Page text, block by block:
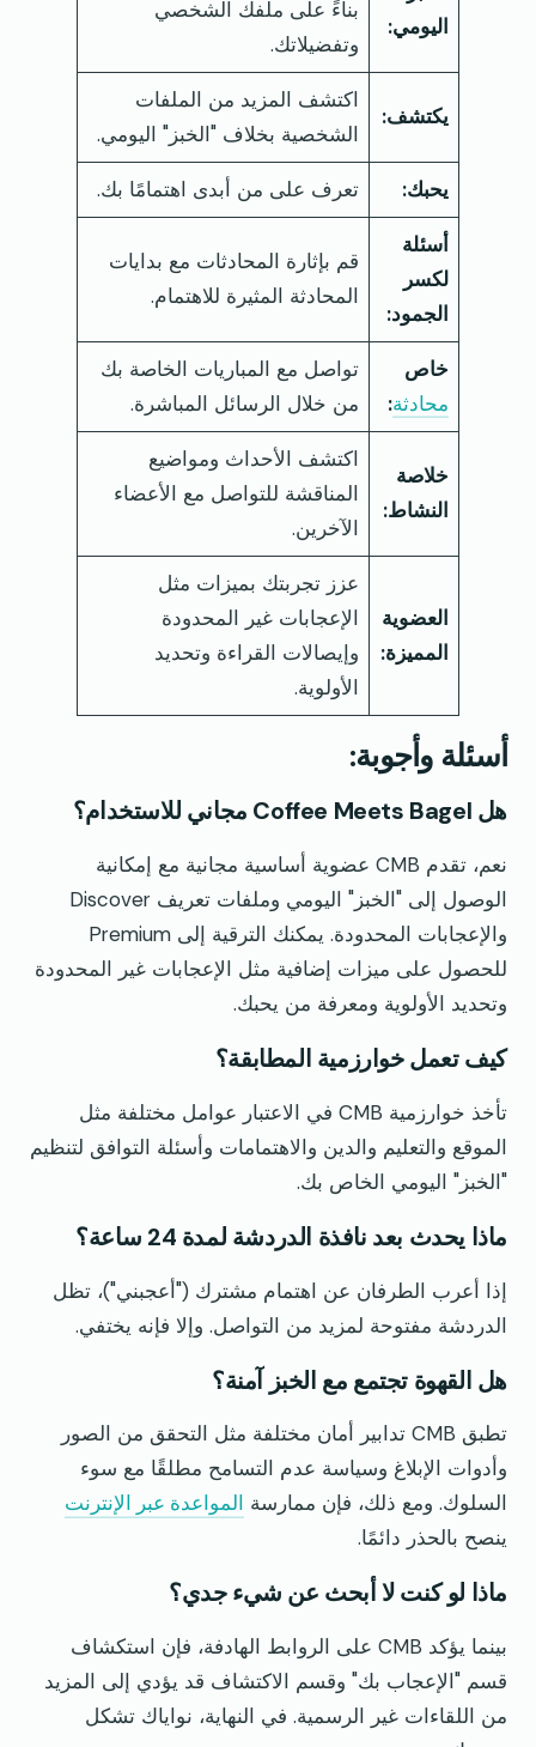
اليومي:
بناءً على ملفك الشخصي
وتفضيلاتك.
يكتشف:
اكتشف المزيد من الملفات
الشخصية بخلاف "الخبز" اليومي.
يحبك: تعرف على من أبدى اهتمامًا بك.
أسئلة
لكسر
الجمود:
قم بإثارة المحادثات مع بدايات
المحادثة المثيرة للاهتمام.
خاص
محادثة:
تواصل مع المباريات الخاصة بك
من خلال الرسائل المباشرة.
خلاصة
النشاط:
اكتشف الأحداث ومواضيع
المناقشة للتواصل مع الأعضاء
الآخرين.
العضوية
المميزة:
عزز تجربتك بميزات مثل
الإعجابات غير المحدودة
وإيصالات القراءة وتحديد
الأولوية.
أسئلة وأجوبة:
هل Coffee Meets Bagel مجاني للاستخدام؟
نعم، تقدم CMB عضوية أساسية مجانية مع إمكانية
الوصول إلى "الخبز" اليومي وملفات تعريف Discover
والإعجابات المحدودة. يمكنك الترقية إلى Premium
للحصول على ميزات إضافية مثل الإعجابات غير المحدودة
وتحديد الأولوية ومعرفة من يحبك.
كيف تعمل خوارزمية المطابقة؟
تأخذ خوارزمية CMB في الاعتبار عوامل مختلفة مثل
الموقع والتعليم والدين والاهتمامات وأسئلة التوافق لتنظيم
"الخبز" اليومي الخاص بك.
ماذا يحدث بعد نافذة الدردشة لمدة 24 ساعة؟
إذا أعرب الطرفان عن اهتمام مشترك ("أعجبني")، تظل
الدردشة مفتوحة لمزيد من التواصل. وإلا فإنه يختفي.
هل القهوة تجتمع مع الخبز آمنة؟
تطبق CMB تدابير أمان مختلفة مثل التحقق من الصور
وأدوات الإبلاغ وسياسة عدم التسامح مطلقًا مع سوء
السلوك. ومع ذلك، فإن ممارسة المواعدة عبر الإنترنت
ينصح بالحذر دائمًا.
ماذا لو كنت لا أبحث عن شيء جدي؟
بينما يؤكد CMB على الروابط الهادفة، فإن استكشاف
قسم "الإعجاب بك" وقسم الاكتشاف قد يؤدي إلى المزيد
من اللقاءات غير الرسمية. في النهاية، نواياك تشكل